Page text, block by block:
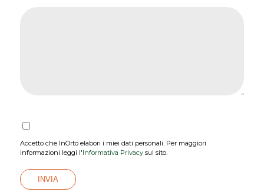
Accetto che InOrto elabori i miei dati personali. Per maggiori
informazioni leggi l'Informativa Privacysul sito.